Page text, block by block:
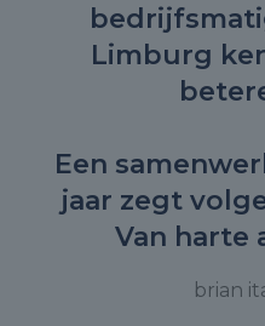
Limburg
Een
jaar zegt
Van harte
brian